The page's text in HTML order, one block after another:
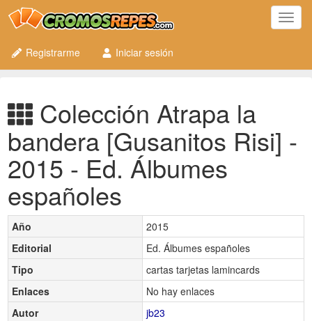
Registrarme
Iniciar sesión
Colección Atrapa la
bandera [Gusanitos Risi] -
2015 - Ed. Álbumes
españoles
Año
2015
Editorial
Ed. Álbumes españoles
Tipo
cartas tarjetas lamincards
Enlaces
No hay enlaces
Autor
jb23